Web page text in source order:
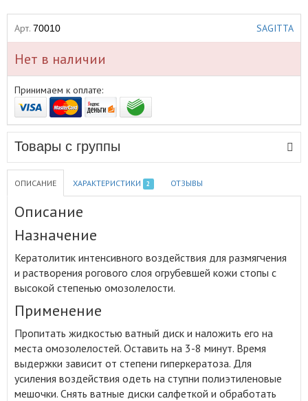
Арт. 70010 SAGITTA
Нет в наличии
Принимаем к оплате:
Товары с группы
ОПИСАНИЕ ХАРАКТЕРИСТИКИ 2 ОТЗЫВЫ
Описание
Назначение
Кератолитик интенсивного воздействия для размягчения
и растворения рогового слоя огрубевшей кожи стопы с
высокой степенью омозолелости.
Применение
Пропитать жидкостью ватный диск и наложить его на
места омозолелостей. Оставить на 3-8 минут. Время
выдержки зависит от степени гиперкератоза. Для
усиления воздействия одеть на ступни полиэтиленовые
мешочки. Снять ватные диски салфеткой и обработать